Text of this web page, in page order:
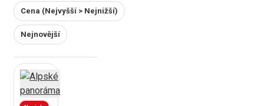
Wikipedie, což
naznačuje jejich
popularitu i mezi
době existuje široká
nabídka puzzlí pro
dospělé, která se
Cena (Nejvyšší > Nejnižší)
Nejnovější